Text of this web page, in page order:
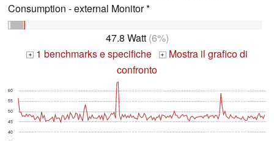
Consumption - external Monitor *
47.8 Watt(6%)
+ 1 benchmarks e specifiche + Mostra il grafico di
confronto
40
45
50
55
60